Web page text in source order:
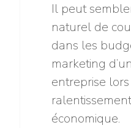
Il peut
naturel de
dans les
marketing
entreprise lors
ralentissement
économique.